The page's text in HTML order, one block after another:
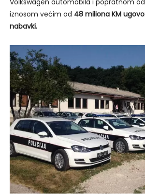
Volkswagen automobila i popratnom
iznosom većim od 48 miliona KM
nabavki.